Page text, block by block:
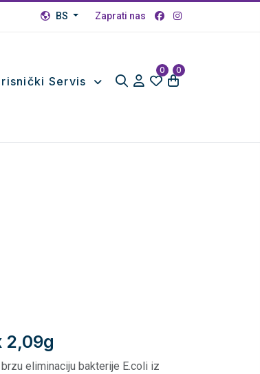
BS Zaprati nas
Servis
0 0
2,09g
eliminaciju bakterije E.coli iz